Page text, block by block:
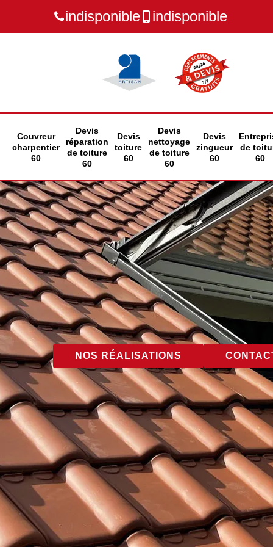
indisponible indisponible
Couvreur
charpentier
60
Devis
réparation
de toiture
60
Devis
toiture
60
Devis
nettoyage
de toiture
60
Devis
zingueur
60
de
60
NOS RÉALISATIONS